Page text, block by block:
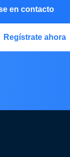
en contacto
Regístrate ahora